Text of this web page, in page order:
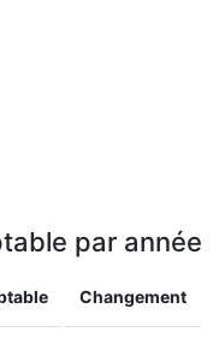
par année
Changement